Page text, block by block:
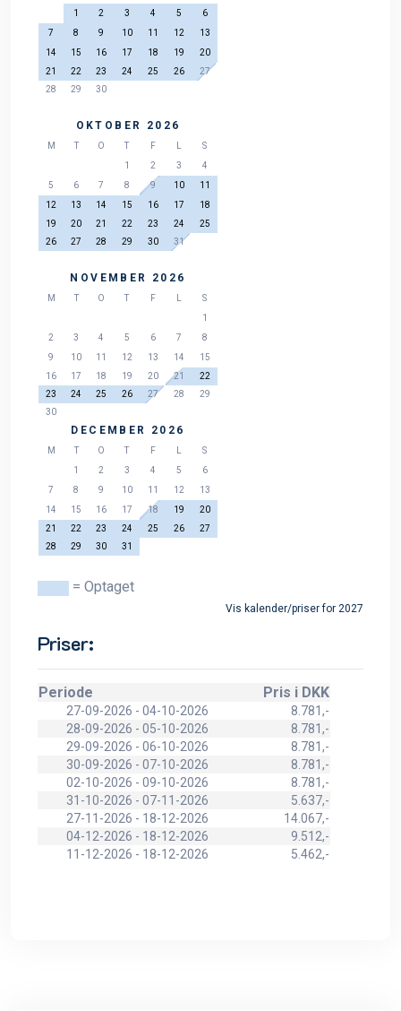
1
2 3 4 5
6
7
8 9 10 11 12
13
14
15 16 17 18 19
20
21
22 23 24 25 26
27
28
29 30
OKTOBER 2026
M T O T F L
S
1
2 3
4
5
6 7 8 9 10
11
12
13 14 15 16 17
18
19
20 21 22 23 24
25
26
27 28 29 30 31
NOVEMBER 2026
M T O T F L
S
1
2
3 4 5 6 7
8
9
10 11 12 13 14
15
16
17 18 19 20 21
22
23
24 25 26 27 28
29
30
DECEMBER 2026
M T O T F L
S
1
2 3 4 5
6
7
8 9 10 11 12
13
14
15 16 17 18 19
20
21
22 23 24 25 26
27
28
29 30 31
= Optaget
Vis kalender/priser for 2027
Priser:
Periode Pris i DKK
27-09-2026 - 04-10-2026
8.781,-
28-09-2026 - 05-10-2026
8.781,-
29-09-2026 - 06-10-2026
8.781,-
30-09-2026 - 07-10-2026
8.781,-
02-10-2026 - 09-10-2026
8.781,-
31-10-2026 - 07-11-2026
5.637,-
27-11-2026 - 18-12-2026
14.067,-
04-12-2026 - 18-12-2026
9.512,-
11-12-2026 - 18-12-2026
5.462,-